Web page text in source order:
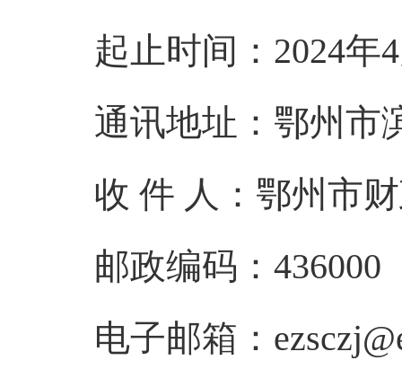
起止时间：2024年4
通讯地址：鄂州市
收 件 人：鄂州市财
邮政编码：436000
电子邮箱：